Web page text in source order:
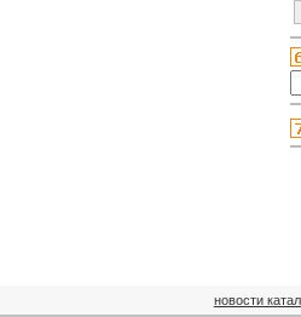
новости